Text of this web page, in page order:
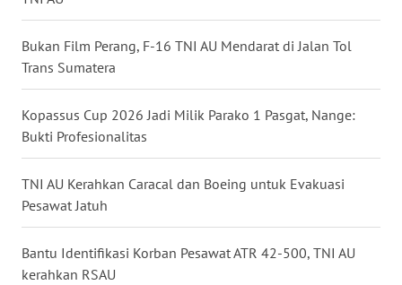
Bukan Film Perang, F-16 TNI AU Mendarat di Jalan Tol
Trans Sumatera
Kopassus Cup 2026 Jadi Milik Parako 1 Pasgat, Nange:
Bukti Profesionalitas
TNI AU Kerahkan Caracal dan Boeing untuk Evakuasi
Pesawat Jatuh
Bantu Identifikasi Korban Pesawat ATR 42-500, TNI AU
kerahkan RSAU
WN
KALTENG
KALTARA
KALSEL
KALTIM